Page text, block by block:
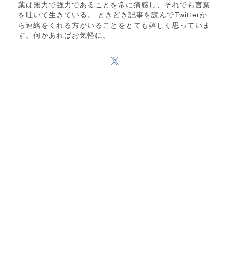
葉は無力で強力であることを常に痛感し、それでも言葉
を吐いて生きている。 ときどき記事を読んでTwitterか
ら連絡をくれる方がいることをとても嬉しく思っていま
す。何かあればお気軽に。